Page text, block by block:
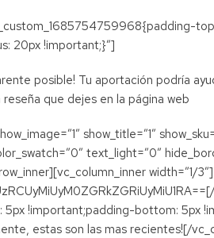
20px !important;}”]
posible! Tu aportación podría
que dejes en la página web
show_title=”1″
text_light=”0″
width=”1/3″]
5px !important;padding-bottom: 5px
estas son las mas recientes![/